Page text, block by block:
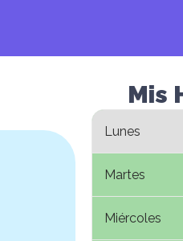
Mis
Lunes
Martes
Miércoles